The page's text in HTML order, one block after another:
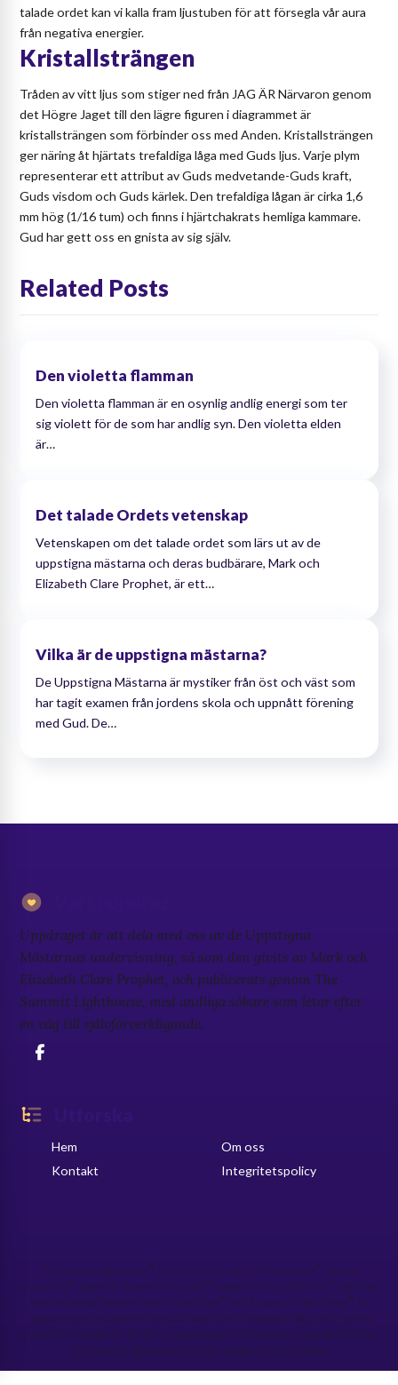
talade ordet kan vi kalla fram ljustuben för att försegla vår aura
från negativa energier.
Kristallsträngen
Tråden av vitt ljus som stiger ned från JAG ÄR Närvaron genom
det Högre Jaget till den lägre figuren i diagrammet är
kristallsträngen som förbinder oss med Anden. Kristallsträngen
ger näring åt hjärtats trefaldiga låga med Guds ljus. Varje plym
representerar ett attribut av Guds medvetande-Guds kraft,
Guds visdom och Guds kärlek. Den trefaldiga lågan är cirka 1,6
mm hög (1/16 tum) och finns i hjärtchakrats hemliga kammare.
Gud har gett oss en gnista av sig själv.
Related Posts
Den violetta flamman
Den violetta flamman är en osynlig andlig energi som ter
sig violett för de som har andlig syn. Den violetta elden
är…
Det talade Ordets vetenskap
Vetenskapen om det talade ordet som lärs ut av de
uppstigna mästarna och deras budbärare, Mark och
Elizabeth Clare Prophet, är ett…
Vilka är de uppstigna mästarna?
De Uppstigna Mästarna är mystiker från öst och väst som
har tagit examen från jordens skola och uppnått förening
med Gud. De…
Uppdraget är att dela med oss av de Uppstigna
Mästarnas undervisning, så som den givits av Mark och
Elizabeth Clare Prophet, och publicerats genom The
Summit Lighthouse, med andliga sökare som letar efter
en väg till självförverkligande.
Hem
Kontakt
Om oss
Integritetspolicy
The Summit Lighthouse®, Church Universal and Triumphant®, Summit
University® , logon för Summit University® , Summit University Press® , logon för
den trefaldiga flamman, Pearls of Wisdom®, och Keepers of the Flame®, är
registrerade varumärken hos U. S. Patent and Trademark Office och i andra
länder. Alla rättigheter till deras användning är förbehållna. Copyright © 2026
The Summit Lighthouse, Inc. Alla rättigheter förbehållna.